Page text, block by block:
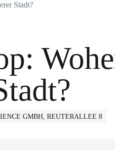
Stadt?
GMBH, REUTERALLEE 8